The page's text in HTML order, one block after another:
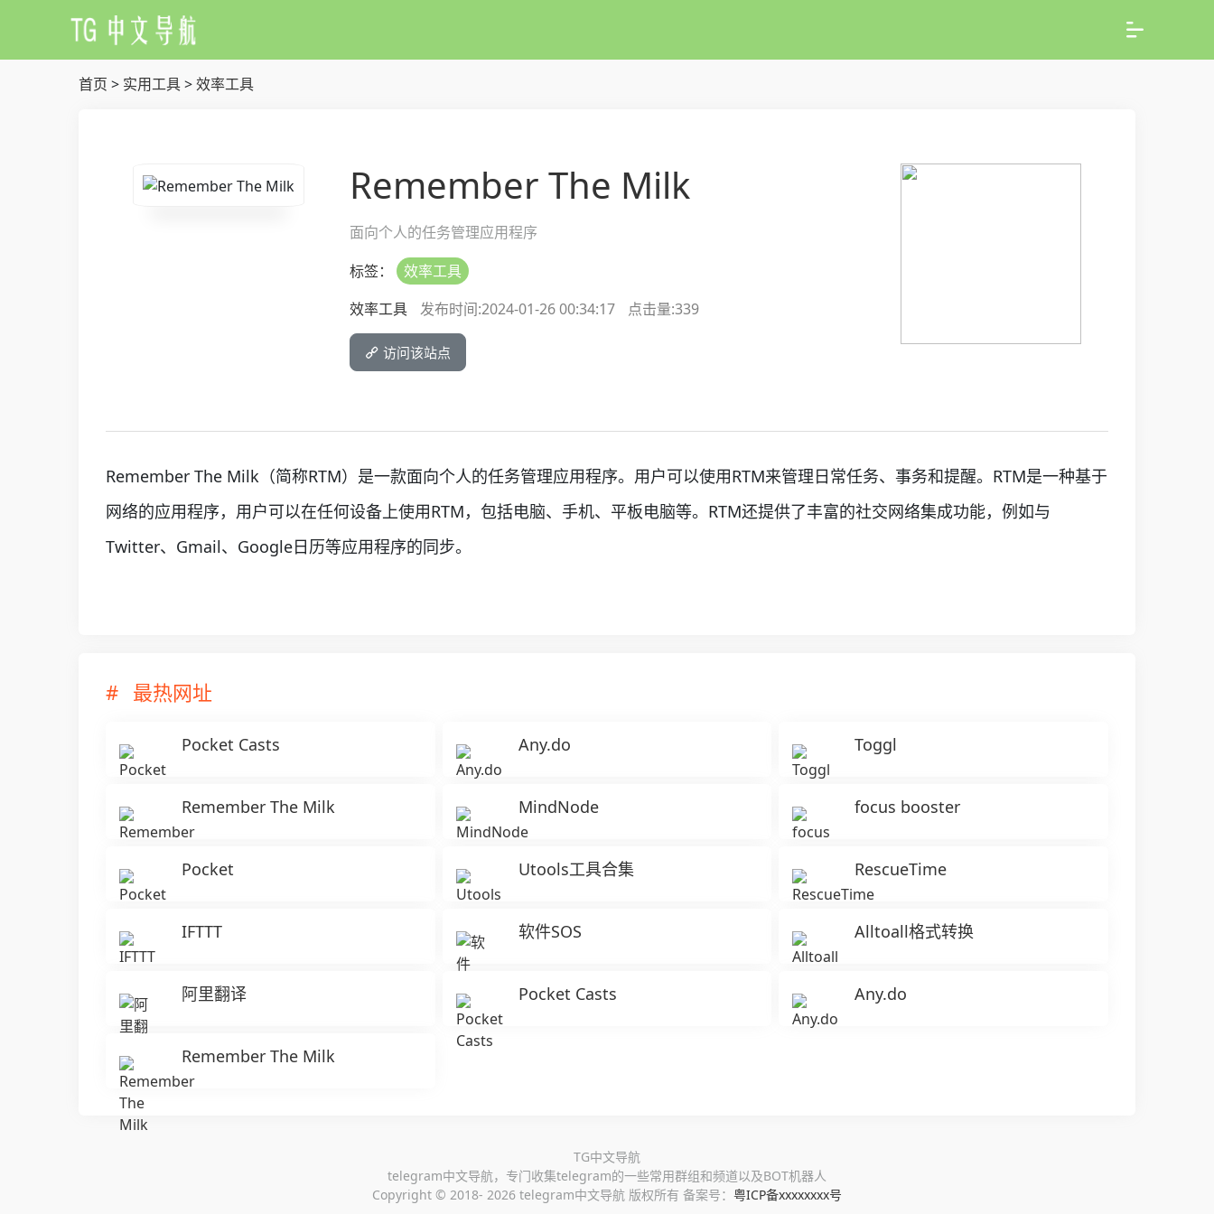
首页 > 实用工具>效率工具
Remember The Milk
面向个人的任务管理应用程序
标签：
效率工具
效率工具
发布时间:2024-01-26 00:34:17 点击量:339
访问该站点
Remember The Milk（简称RTM）是一款面向个人的任务管理应用程序。用户可以使用RTM来管理日常任务、事务和提醒。RTM是一种基于
网络的应用程序，用户可以在任何设备上使用RTM，包括电脑、手机、平板电脑等。RTM还提供了丰富的社交网络集成功能，例如与
Twitter、Gmail、Google日历等应用程序的同步。
最热网址
Pocket Casts Any.do Toggl
Remember The Milk MindNode focus booster
Pocket Utools工具合集 RescueTime
IFTTT 软件SOS Alltoall格式转换
阿里翻译 Pocket Casts Any.do
Remember The Milk
TG中文导航
telegram中文导航，专门收集telegram的一些常用群组和频道以及BOT机器人
Copyright © 2018- 2026 telegram中文导航 版权所有 备案号： 粤ICP备xxxxxxxx号